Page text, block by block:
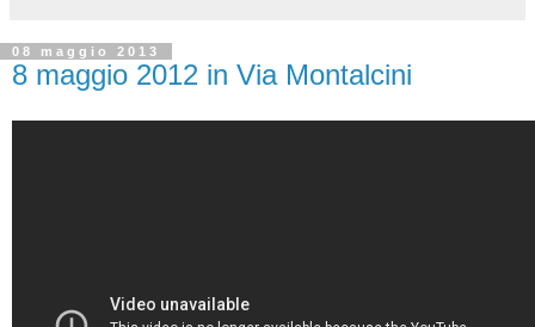
08 maggio 2013
8 maggio 2012 in Via Montalcini